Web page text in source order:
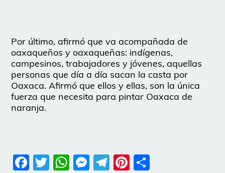
Por último, afirmó que va acompañada de
oaxaqueños y oaxaqueñas: indígenas,
campesinos, trabajadores y jóvenes, aquellas
personas que día a día sacan la casta por
Oaxaca. Afirmó que ellos y ellas, son la única
fuerza que necesita para pintar Oaxaca de
naranja.
Facebook
Twitter
WhatsApp
Messenger
Telegram
Pinterest